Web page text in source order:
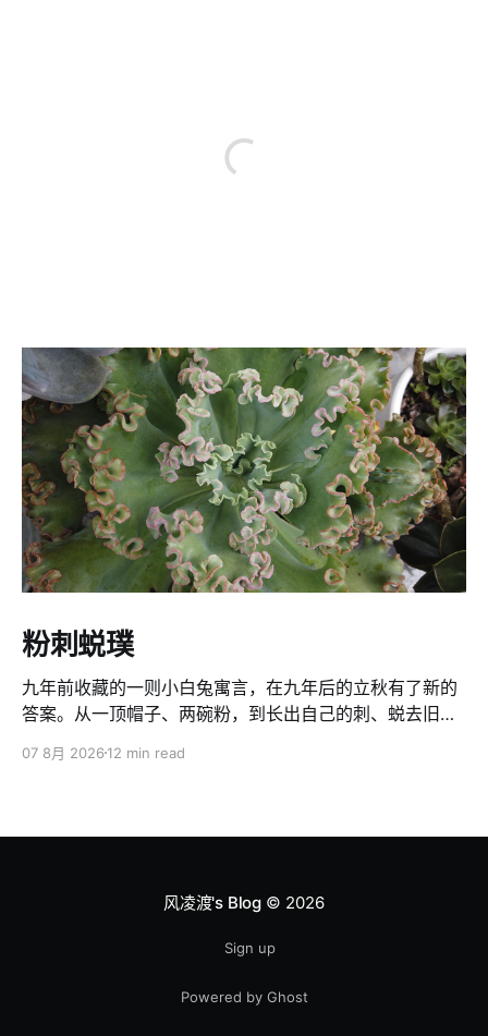
粉刺蜕璞
九年前收藏的一则小白兔寓言，在九年后的立秋有了新的
答案。从一顶帽子、两碗粉，到长出自己的刺、蜕去旧
见。得不到的，脑壳莫想偏起；该坚持的，莫轻易交给别
07 8月 2026 12 min read
风凌渡's Blog© 2026
Sign up
Powered by Ghost